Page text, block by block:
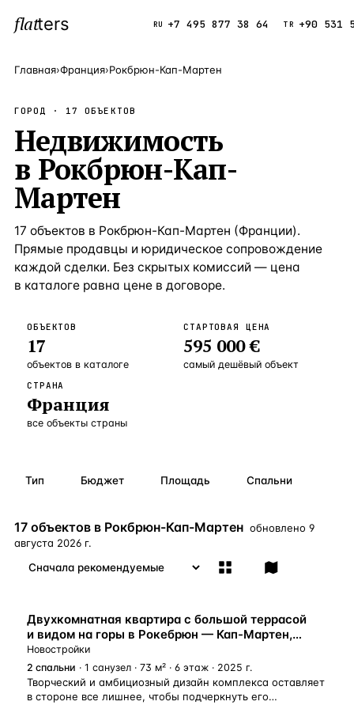
flatters RU +7 495 877 38 64 TR +90 531
ПОПУЛЯРНЫЕ НАПРАВЛЕНИЯ
Турция
Россия Страна
Испания —Страна
Таиланд —Страна 2 948
Греция — Страна
Алания
Новороссийск
Турция Россия Испания
ВСЕ НАПРАВЛЕНИЯ →
Главная›Франция›Рокбрюн-Кап-Мартен
ГОРОД · 17 ОБЪЕКТОВ
Недвижимость
в Рокбрюн-Кап-
Мартен
17 объектов в Рокбрюн-Кап-Мартен (Франции).
Прямые продавцы и юридическое сопровождение
каждой сделки. Без скрытых комиссий — цена
в каталоге равна цене в договоре.
ОБЪЕКТОВ
17
объектов в каталоге
СТАРТОВАЯ ЦЕНА
595 000 €
самый дешёвый объект
СТРАНА
Франция
все объекты страны
Тип Бюджет Площадь Спальни
17 объектов в Рокбрюн-Кап-Мартен обновлено 9
августа 2026 г.
НОВОСТРОЙКА
Двухкомнатная квартира с большой террасой
и видом на горы в Рокебрюн — Кап-Мартен,
Лазурный Берег, Франция
Новостройки
2 спальни · 1 санузел · 73 м² · 6 этаж · 2025 г.
Творческий и амбициозный дизайн комплекса оставляет
в стороне все лишнее, чтобы подчеркнуть его